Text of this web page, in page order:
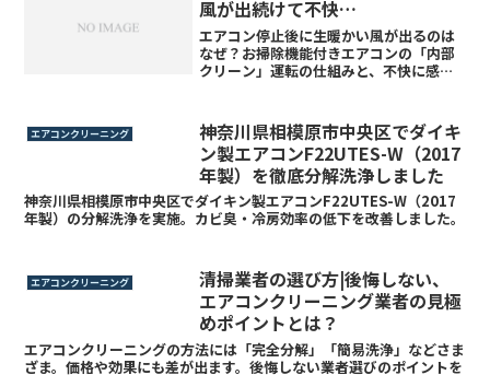
風が出続けて不快…
エアコン停止後に生暖かい風が出るのは
なぜ？お掃除機能付きエアコンの「内部
クリーン」運転の仕組みと、不快に感じ
も紹介。
エアコンクリーニング
神奈川県相模原市中央区でダイキ
ン製エアコンF22UTES-W（2017
年製）を徹底分解洗浄しました
神奈川県相模原市中央区でダイキン製エアコンF22UTES-W（2017
年製）の分解洗浄を実施。カビ臭・冷房効率の低下を改善しました。
エアコンクリーニング
清掃業者の選び方|後悔しない、
エアコンクリーニング業者の見極
めポイントとは？
エアコンクリーニングの方法には「完全分解」「簡易洗浄」などさま
ざま。価格や効果にも差が出ます。後悔しない業者選びのポイントを